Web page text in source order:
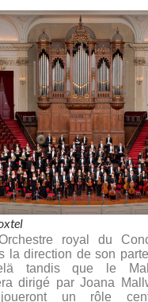
royal du
la direction de son
tandis que le
dirigé par Joana
joueront un rôle